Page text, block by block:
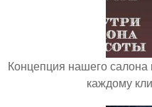
Концепция нашего
каждому